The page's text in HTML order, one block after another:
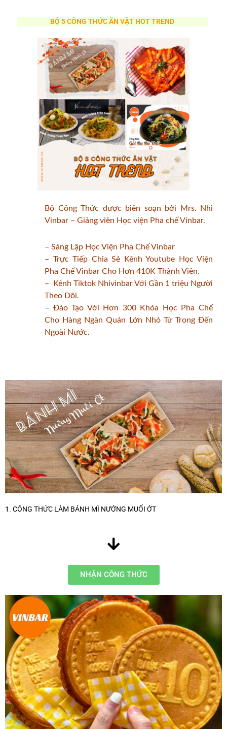
BỘ 5 CÔNG THỨC ĂN VẶT HOT TREND
Bộ Công Thức được biên soạn bởi Mrs. Nhi
Vinbar – Giảng viên Học viện Pha chế Vinbar.
– Sáng Lập Học Viện Pha Chế Vinbar
– Trực Tiếp Chia Sẻ Kênh Youtube Học Viện
Pha Chế Vinbar Cho Hơn 410K Thành Viên.
– Kênh Tiktok Nhivinbar Với Gần 1 triệu Người
Theo Dõi.
– Đào Tạo Với Hơn 300 Khóa Học Pha Chế
Cho Hàng Ngàn Quán Lớn Nhỏ Từ Trong Đến
Ngoài Nước.
1. CÔNG THỨC LÀM BÁNH MÌ NƯỚNG MUỐI ỚT
NHẬN CÔNG THỨC